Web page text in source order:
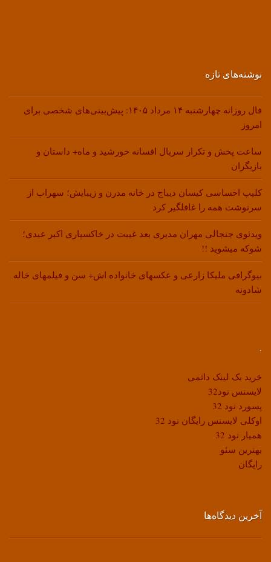
نوشته‌های تازه
فال روزانه چهارشنبه ۱۴ مرداد ۱۴۰۵: پیش‌بینی‌های شخصی برای
امروز
ساعت پخش و تکرار سریال افسانه خورشید و ماه+ داستان و
بازیگران
کلیپ احساسی کیسان دیباج در خانه مدرن و زیبایش؛ سهراب از
سرنوشت همه را غافلگیر کرد
ویدئوی جنجالی مهران مدیری بعد غیبت در خاکسپاری اکبر عبدی؛
شوکه میشوید !!
بیوگرافی ملیکا زارعی و عکسهای خانواده اش+ سن و فیلمهای خاله
شادونه
.
خرید بک لینک دائمی
لایسنس نود32
پسورد نود 32
اوکلی لایسنس رایگان نود 32
همیار نود 32
بهترین سئو
رایگان
آخرین دیدگاه‌ها